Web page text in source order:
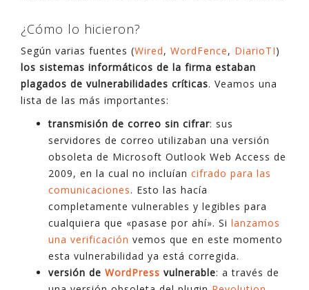
¿Cómo lo hicieron?
Según varias fuentes (Wired, WordFence, DiarioTI)
los sistemas informáticos de la firma estaban
plagados de vulnerabilidades críticas. Veamos una
lista de las más importantes:
transmisión de correo sin cifrar: sus
servidores de correo utilizaban una versión
obsoleta de Microsoft Outlook Web Access de
2009, en la cual no incluían cifrado para las
comunicaciones. Esto las hacía
completamente vulnerables y legibles para
cualquiera que «pasase por ahí». Si lanzamos
una verificación vemos que en este momento
esta vulnerabilidad ya está corregida.
versión de WordPress vulnerable: a través de